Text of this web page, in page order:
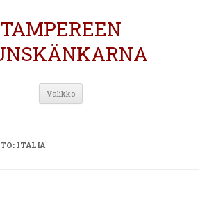
TAMPEREEN
Valikko Siirry
ITALIA